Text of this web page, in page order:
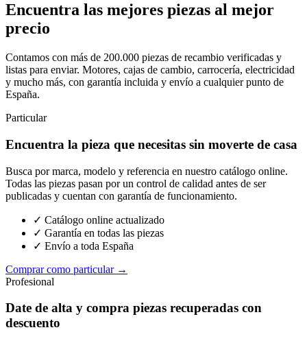
Encuentra las mejores piezas al mejor
precio
Contamos con más de 200.000 piezas de recambio verificadas y
listas para enviar. Motores, cajas de cambio, carrocería, electricidad
y mucho más, con garantía incluida y envío a cualquier punto de
España.
Particular
Encuentra la pieza que necesitas sin moverte de casa
Busca por marca, modelo y referencia en nuestro catálogo online.
Todas las piezas pasan por un control de calidad antes de ser
publicadas y cuentan con garantía de funcionamiento.
✓ Catálogo online actualizado
✓ Garantía en todas las piezas
✓ Envío a toda España
Comprar como particular →
Profesional
Date de alta y compra piezas recuperadas con
descuento